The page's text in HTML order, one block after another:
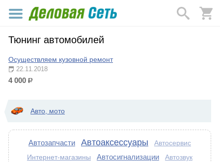
Тюнинг автомобилей
Осуществляем кузовной ремонт
22.11.2018
4 000 р.
Авто, мото
Автозапчасти Автоаксессуары Автосервис
Интернет-магазины Автосигнализации Автозвук